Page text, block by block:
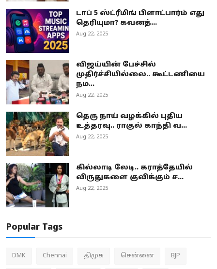
டாப் 5 ஸ்ட்ரீமிங் பிளாட்பார்ம் எது
தெரியுமா? கவனத்...
Aug 22, 2025
விஜய்யின் பேச்சில்
முதிர்ச்சியில்லை.. கூட்டணியை
நம...
Aug 22, 2025
தெரு நாய் வழக்கில் புதிய
உத்தரவு.. ராகுல் காந்தி வ...
Aug 22, 2025
கில்லாடி லேடி.. கராத்தேயில்
விருதுகளை குவிக்கும் ச...
Aug 22, 2025
Popular Tags
DMK Chennai திமுக சென்னை BJP